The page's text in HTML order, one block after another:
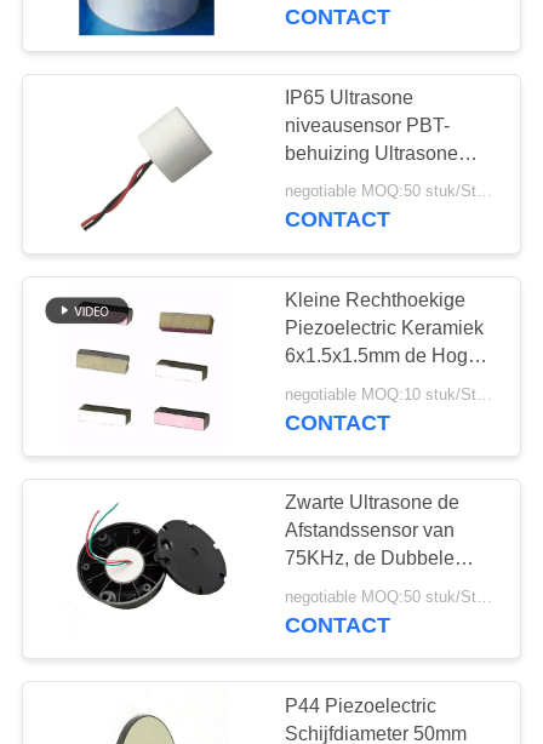
ONS
VERZOEK
OM EEN
CITAAT
SITEMAP
PRIVACY
POLICY
ultrasone
schoonmakende
omvormer
Ultrasone
Niveausensor
28
PZT-Poeder
CONTACT
IP65 Ultrasone
niveausensor PBT-
behuizing Ultrasone
brandstofsensor met
kabels
negotiable MOQ:50 stuk/Stukken
CONTACT
Kleine Rechthoekige
Piezoelectric Keramiek
6x1.5x1.5mm de Hoge
Prestaties van 246KHz
CONTACT
Zwarte Ultrasone de
Afstandssensor van
75KHz, de Dubbele
Sensor van de Dekkings
Ultrasone Brandstof
negotiable MOQ:50 stuk/Stukken
CONTACT
P44 Piezoelectric
Schijfdiameter 50mm